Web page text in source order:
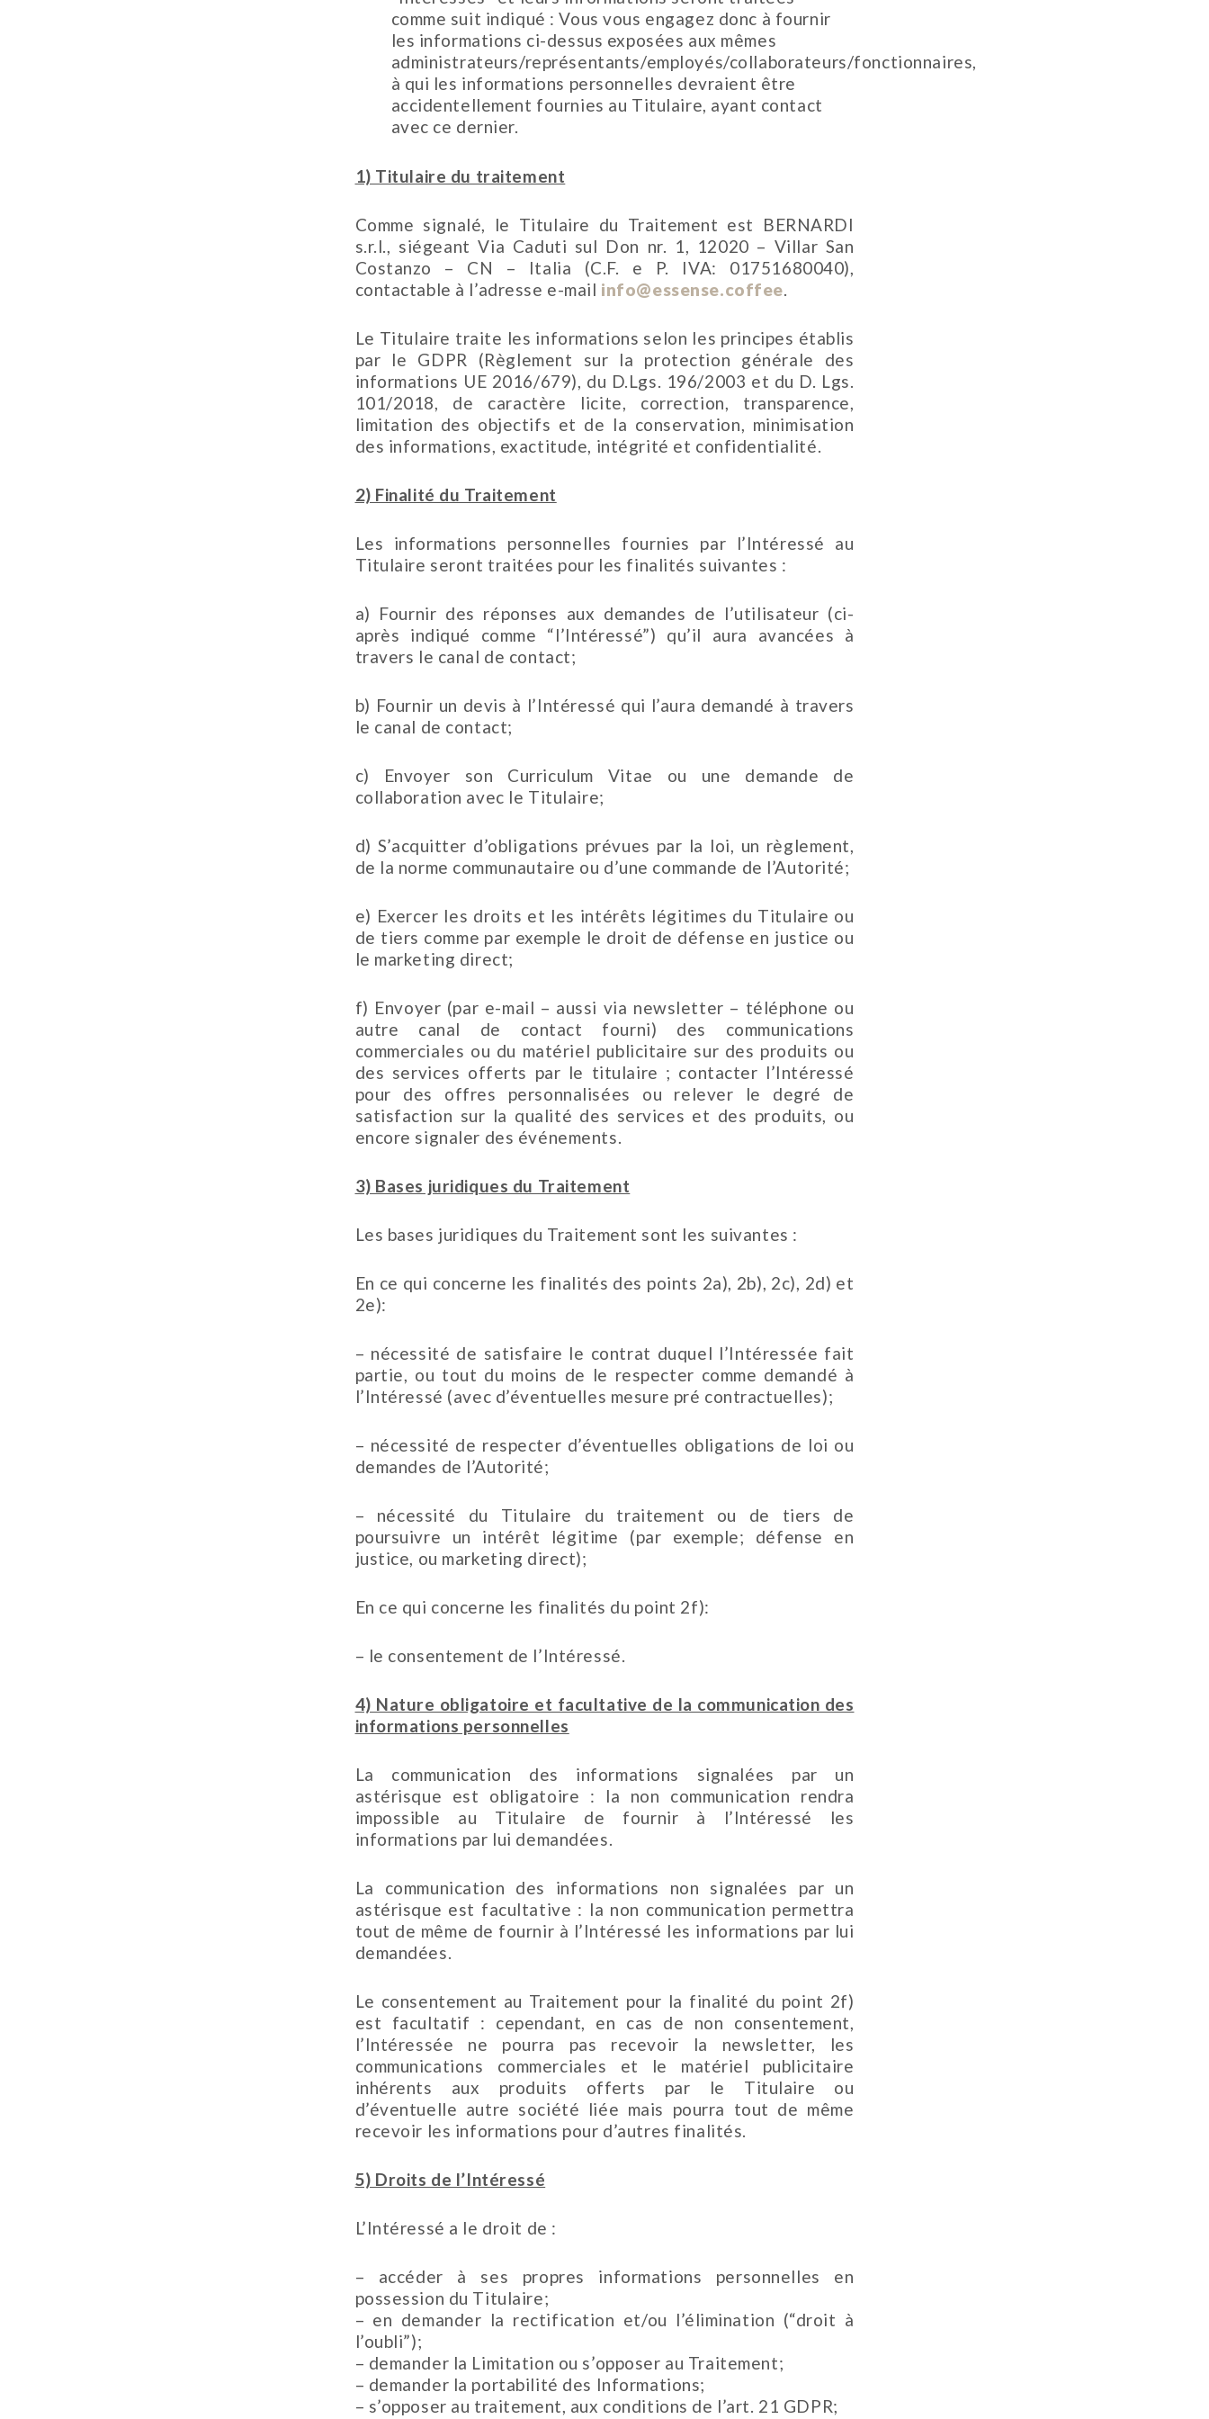
comme suit indiqué : Vous vous engagez donc à fournir
les informations ci-dessus exposées aux mêmes
administrateurs/représentants/employés/collaborateurs/fonctionnaires,
à qui les informations personnelles devraient être
accidentellement fournies au Titulaire, ayant contact
avec ce dernier.
1) Titulaire du traitement
Comme signalé, le Titulaire du Traitement est BERNARDI
s.r.l., siégeant Via Caduti sul Don nr. 1, 12020 – Villar San
Costanzo – CN – Italia (C.F. e P. IVA: 01751680040),
contactable à l’adresse e-mail info@essense.coffee.
Le Titulaire traite les informations selon les principes établis
par le GDPR (Règlement sur la protection générale des
informations UE 2016/679), du D.Lgs. 196/2003 et du D. Lgs.
101/2018, de caractère licite, correction, transparence,
limitation des objectifs et de la conservation, minimisation
des informations, exactitude, intégrité et confidentialité.
2) Finalité du Traitement
Les informations personnelles fournies par l’Intéressé au
Titulaire seront traitées pour les finalités suivantes :
a) Fournir des réponses aux demandes de l’utilisateur (ci-
après indiqué comme “l’Intéressé”) qu’il aura avancées à
travers le canal de contact;
b) Fournir un devis à l’Intéressé qui l’aura demandé à travers
le canal de contact;
c) Envoyer son Curriculum Vitae ou une demande de
collaboration avec le Titulaire;
d) S’acquitter d’obligations prévues par la loi, un règlement,
de la norme communautaire ou d’une commande de l’Autorité;
e) Exercer les droits et les intérêts légitimes du Titulaire ou
de tiers comme par exemple le droit de défense en justice ou
le marketing direct;
f) Envoyer (par e-mail – aussi via newsletter – téléphone ou
autre canal de contact fourni) des communications
commerciales ou du matériel publicitaire sur des produits ou
des services offerts par le titulaire ; contacter l’Intéressé
pour des offres personnalisées ou relever le degré de
satisfaction sur la qualité des services et des produits, ou
encore signaler des événements.
3) Bases juridiques du Traitement
Les bases juridiques du Traitement sont les suivantes :
En ce qui concerne les finalités des points 2a), 2b), 2c), 2d) et
2e):
– nécessité de satisfaire le contrat duquel l’Intéressée fait
partie, ou tout du moins de le respecter comme demandé à
l’Intéressé (avec d’éventuelles mesure pré contractuelles);
– nécessité de respecter d’éventuelles obligations de loi ou
demandes de l’Autorité;
– nécessité du Titulaire du traitement ou de tiers de
poursuivre un intérêt légitime (par exemple; défense en
justice, ou marketing direct);
En ce qui concerne les finalités du point 2f):
– le consentement de l’Intéressé.
4) Nature obligatoire et facultative de la communication des
informations personnelles
La communication des informations signalées par un
astérisque est obligatoire : la non communication rendra
impossible au Titulaire de fournir à l’Intéressé les
informations par lui demandées.
La communication des informations non signalées par un
astérisque est facultative : la non communication permettra
tout de même de fournir à l’Intéressé les informations par lui
demandées.
Le consentement au Traitement pour la finalité du point 2f)
est facultatif : cependant, en cas de non consentement,
l’Intéressée ne pourra pas recevoir la newsletter, les
communications commerciales et le matériel publicitaire
inhérents aux produits offerts par le Titulaire ou
d’éventuelle autre société liée mais pourra tout de même
recevoir les informations pour d’autres finalités.
5) Droits de l’Intéressé
L’Intéressé a le droit de :
– accéder à ses propres informations personnelles en
possession du Titulaire;
– en demander la rectification et/ou l’élimination (“droit à
l’oubli”);
– demander la Limitation ou s’opposer au Traitement;
– demander la portabilité des Informations;
– s’opposer au traitement, aux conditions de l’art. 21 GDPR;